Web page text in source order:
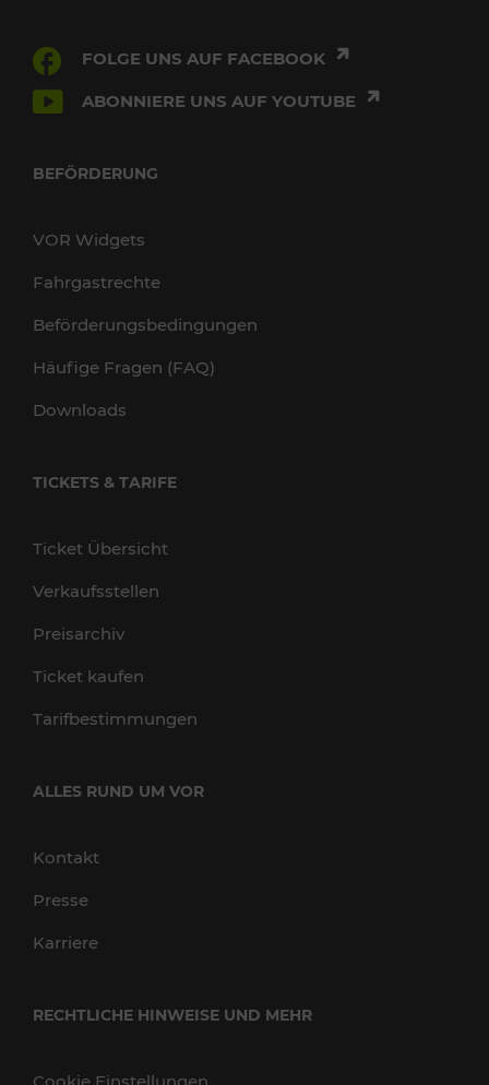
FOLGE UNS AUF FACEBOOK
ABONNIERE UNS AUF YOUTUBE
BEFÖRDERUNG
VOR Widgets
Fahrgastrechte
Beförderungsbedingungen
Häufige Fragen (FAQ)
Downloads
TICKETS & TARIFE
Ticket Übersicht
Verkaufsstellen
Preisarchiv
Ticket kaufen
Tarifbestimmungen
ALLES RUND UM VOR
Kontakt
Presse
Karriere
RECHTLICHE HINWEISE UND MEHR